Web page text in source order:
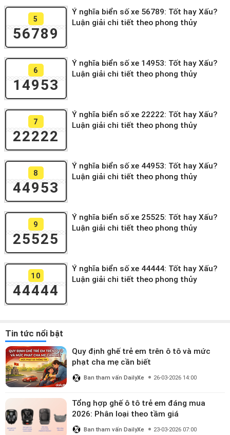
5
56789
Ý nghĩa biển số xe 56789: Tốt hay Xấu?
Luận giải chi tiết theo phong thủy
6
14953
Ý nghĩa biển số xe 14953: Tốt hay Xấu?
Luận giải chi tiết theo phong thủy
7
22222
Ý nghĩa biển số xe 22222: Tốt hay Xấu?
Luận giải chi tiết theo phong thủy
8
44953
Ý nghĩa biển số xe 44953: Tốt hay Xấu?
Luận giải chi tiết theo phong thủy
9
25525
Ý nghĩa biển số xe 25525: Tốt hay Xấu?
Luận giải chi tiết theo phong thủy
10
44444
Ý nghĩa biển số xe 44444: Tốt hay Xấu?
Luận giải chi tiết theo phong thủy
Tin tức nổi bật
Quy định ghế trẻ em trên ô tô và mức
phạt cha mẹ cần biết
Ban tham vấn DailyXe 26-03-2026 14:00
Tổng hợp ghế ô tô trẻ em đáng mua
2026: Phân loại theo tầm giá
Ban tham vấn DailyXe 23-03-2026 07:00